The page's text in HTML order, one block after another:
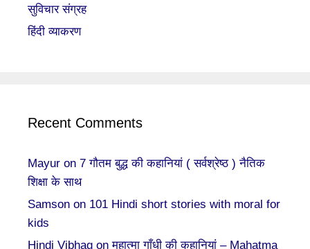
सुविचार संग्रह
हिंदी व्याकरण
Recent Comments
Mayur on 7 गौतम बुद्ध की कहानियां ( सर्वश्रेष्ठ ) नैतिक
शिक्षा के साथ
Samson on 101 Hindi short stories with moral for
kids
Hindi Vibhag onमहात्मा गाँधी की कहानियां – Mahatma